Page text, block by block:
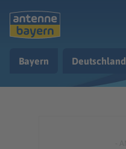
Bayern Deutschland